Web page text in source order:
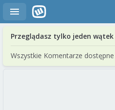
Przeglądasz tylko jeden
Wszystkie Komentarze